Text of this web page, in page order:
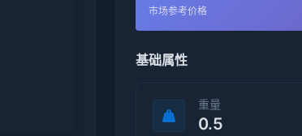
市场参考价格
基础属性
重量
0.5